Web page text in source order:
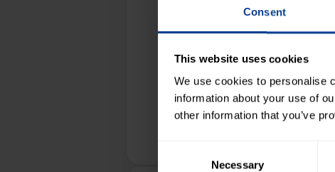
Consent
This website uses cookies
We use cookies to personalise
information about your use of
other information that you’ve
Necessary